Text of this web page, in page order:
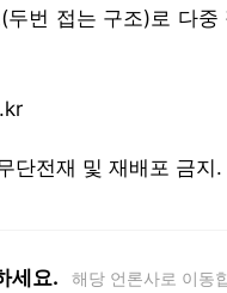
두번 접는 구조)로 다
단전재 및 재배포 금지.
세요. 해당 언론사로 이동